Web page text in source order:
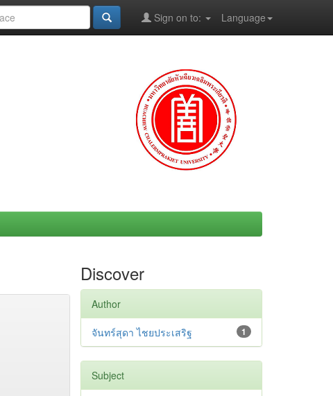
Language
Sign on to:
Discover
Author
1
จันทร์สุดา ไชยประเสริฐ
Subject